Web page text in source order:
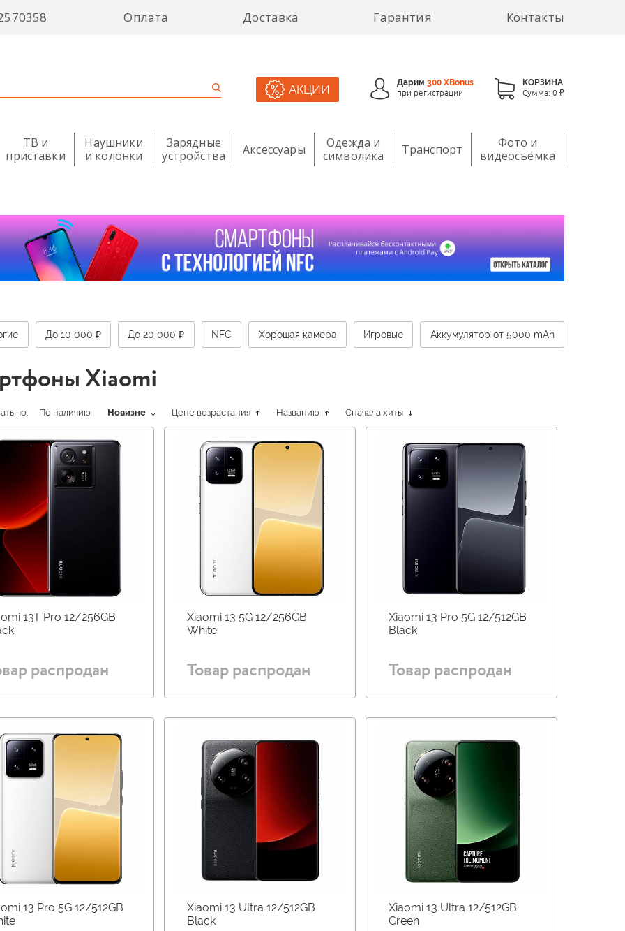
Оплата Доставка Гарантия Контакты
АКЦИИ
Дарим 300 XBonus
при регистрации
КОРЗИНА
Сумма: 0 ₽
ТВ и
приставки
Наушники
и колонки
Зарядные
устройства
Аксессуары
Одежда и
символика
Транспорт
Фото и
видеосъёмка
До 10 000 ₽ До 20 000 ₽ NFC Хорошая камера Игровые Аккумулятор от 5000 mAh
Xiaomi
по: По наличию Новизне Цене возрастания Названию Сначала хиты
13T Pro 12/256GB
распродан
Xiaomi 13 5G 12/256GB
White
Товар распродан
Xiaomi 13 Pro 5G 12/512GB
Black
Товар распродан
13 Pro 5G 12/512GB
Xiaomi 13 Ultra 12/512GB
Black
Xiaomi 13 Ultra 12/512GB
Green